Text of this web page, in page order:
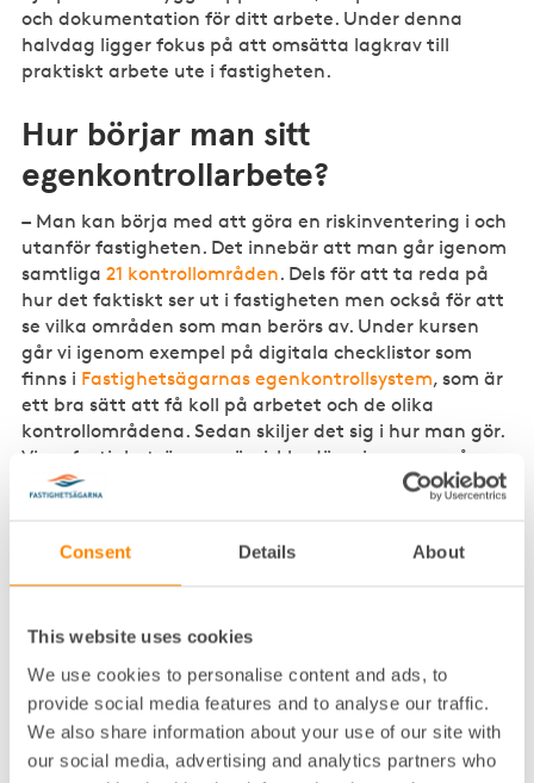
Consent Details About
This website uses cookies
We use cookies to personalise content and ads, to
provide social media features and to analyse our traffic.
We also share information about your use of our site with
our social media, advertising and analytics partners who
och dokumentation för ditt arbete. Under denna
halvdag ligger fokus på att omsätta lagkrav till
praktiskt arbete ute i fastigheten.
Hur börjar man sitt
egenkontrollarbete?
– Man kan börja med att göra en riskinventering i och
utanför fastigheten. Det innebär att man går igenom
samtliga21 kontrollområden. Dels för att ta reda på
hur det faktiskt ser ut i fastigheten men också för att
se vilka områden som man berörs av. Under kursen
går vi igenom exempel på digitala checklistor som
finns i Fastighetsägarnas egenkontrollsystem, som är
ett bra sätt att få koll på arbetet och de olika
kontrollområdena. Sedan skiljer det sig i hur man gör.
Vissa fastighetsägare gör riskbedömningen en gång,
medan andra gör det varje hel- eller halvår för att
kontrollområden rekommenderar jag att man alltid
dokumenterar de rutiner som man har och det arbete
som man gör. Det underlättar vid kontakt med olika
tillsynsmyndigheter. Sedan är det enkelt för andra att